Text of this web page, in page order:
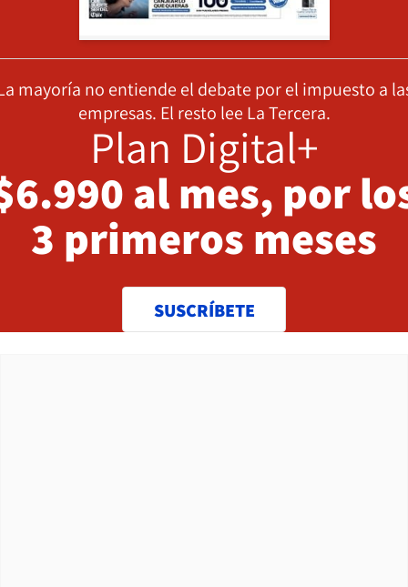
mayoría no entiende el debate por el impuesto a
empresas. El resto lee La Tercera.
Plan Digital+
al mes, por
3 primeros meses
SUSCRÍBETE